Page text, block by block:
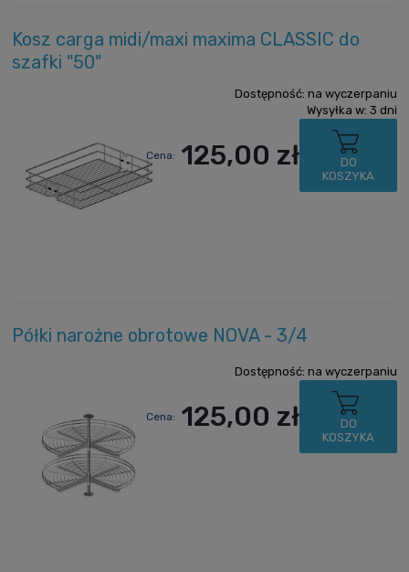
Kosz carga midi/maxi maxima CLASSIC do
szafki "50"
Dostępność: na wyczerpaniu
Wysyłka w: 3 dni
Cena: 125,00 zł
DO
KOSZYKA
Półki narożne obrotowe NOVA - 3/4
Dostępność: na wyczerpaniu
Cena: 125,00 zł
DO
KOSZYKA